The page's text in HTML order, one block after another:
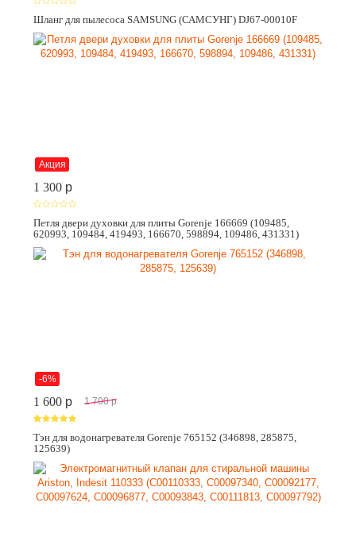
Шланг для пылесоса SAMSUNG (САМСУНГ) DJ67-00010F
Акция
1 300 p
Петля двери духовки для плиты Gorenje 166669 (109485,
620993, 109484, 419493, 166670, 598894, 109486, 431331)
-6%
1 600 p 1 700 p
Тэн для водонагревателя Gorenje 765152 (346898, 285875,
125639)